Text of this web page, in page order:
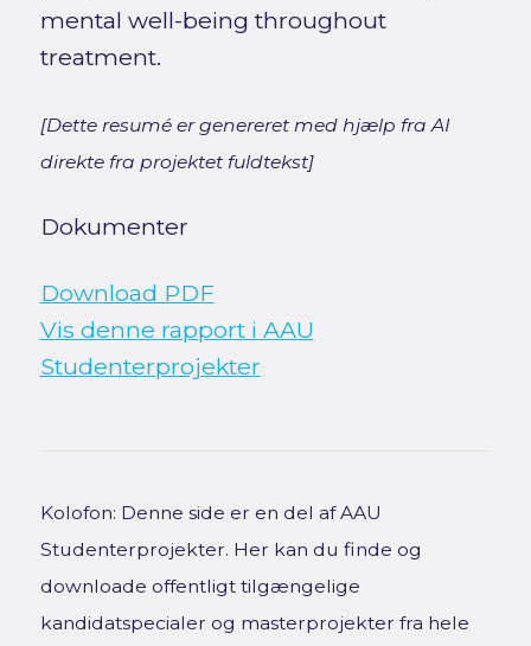
mental well-being throughout
treatment.
[Dette resumé er genereret med hjælp fra AI
direkte fra projektet fuldtekst]
Dokumenter
Download PDF
Vis denne rapport i AAU
Studenterprojekter
Kolofon: Denne side er en del af AAU
Studenterprojekter. Her kan du finde og
downloade offentligt tilgængelige
kandidatspecialer og masterprojekter fra hele